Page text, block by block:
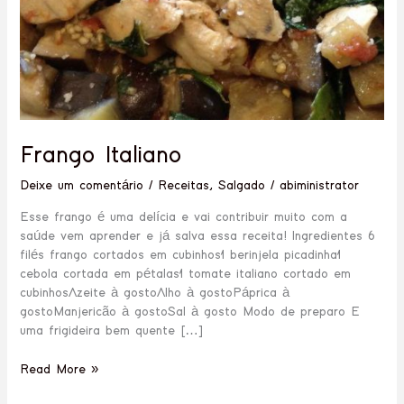
Frango Italiano
Deixe um comentário / Receitas,Salgado /abiministrator
Esse frango é uma delícia e vai contribuir muito com a
saúde vem aprender e já salva essa receita! Ingredientes 6
filés frango cortados em cubinhos1 berinjela picadinha1
cebola cortada em pétalas1 tomate italiano cortado em
cubinhosAzeite à gostoAlho à gostoPáprica à
gostoManjericão à gostoSal à gosto Modo de preparo E
uma frigideira bem quente […]
Read More »